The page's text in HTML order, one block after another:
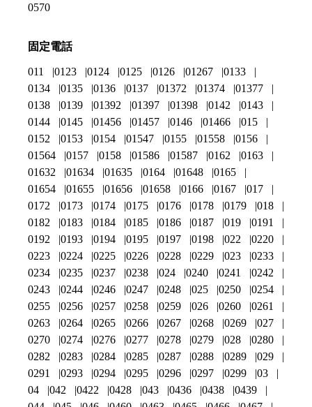
0570
固定電話
011 0123 0124 0125 0126 01267
0133
0134
0135 0136 0137 01372 01374
01377
0138
0139 01392 01397 01398 0142
0143
0144
0145 01456 01457 0146 01466
015
0152
0153 0154 01547 0155 01558
0156
01564
0157 0158 01586 01587 0162
0163
01632
01634 01635 0164 01648
0165
01654
01655 01656 01658 0166 0167
017
0172
0173 0174 0175 0176 0178 0179
018
0182
0183 0184 0185 0186 0187 019
0191
0192
0193 0194 0195 0197 0198 022
0220
0223
0224 0225 0226 0228 0229 023
0233
0234
0235 0237 0238 024 0240 0241
0242
0243
0244 0246 0247 0248 025 0250
0254
0255
0256 0257 0258 0259 026 0260
0261
0263
0264 0265 0266 0267 0268 0269
027
0270
0274 0276 0277 0278 0279 028
0280
0282
0283 0284 0285 0287 0288 0289
029
0291
0293 0294 0295 0296 0297 0299
03
04
042 0422 0428 043 0436 0438
0439